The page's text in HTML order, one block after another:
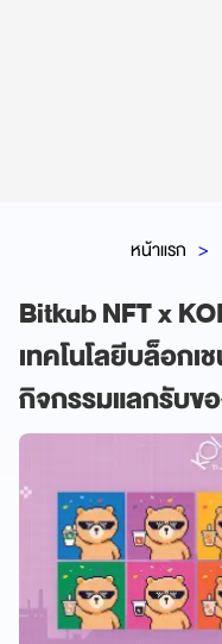
หน้าแรก
Bitkub NFT x
เทคโนโลยีบล็อกเ
กิจกรรมแลกรับข